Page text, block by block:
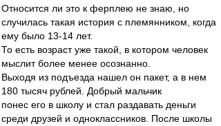
Относится ли это к ферплею не знаю, но
случилась такая история с племянником, когда
ему было 13-14 лет.
То есть возраст уже такой, в котором человек
мыслит более менее осознанно.
Выходя из подъезда нашел он пакет, а в нем
180 тысяч рублей. Добрый мальчик
понес его в школу и стал раздавать деньги
среди друзей и одноклассников. После школы